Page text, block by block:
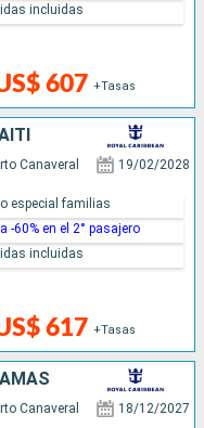
607 +Tasas
incluidas
Canaveral 19/02/2028
617 +Tasas
especial familias
-60% en el 2° pasajero
incluidas
Canaveral 18/12/2027